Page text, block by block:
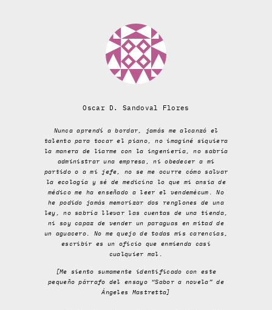
Oscar D. Sandoval Flores
Nunca aprendí a bordar, jamás me alcanzó el
talento para tocar el piano, no imaginé siquiera
la manera de liarme con la ingeniería, no sabría
administrar una empresa, ni obedecer a mi
partido o a mi jefe, no se me ocurre cómo salvar
la ecología y sé de medicina lo que mi ansia de
médico me ha enseñado a leer el vendemécum. No
he podido jamás memorizar dos renglones de una
ley, no sabría llevar las cuentas de una tienda,
ni soy capaz de vender un paraguas en mitad de
un aguacero. No me quejo de todas mis carencias,
escribir es un oficio que enmienda casi
cualquier mal.
[Me siento sumamente identificado con este
pequeño párrafo del ensayo “Sabor a novela” de
Ángeles Mastretta]